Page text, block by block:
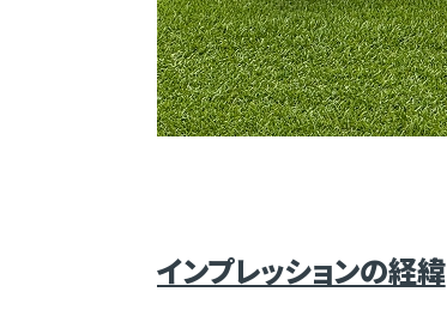
インプレッションの経緯